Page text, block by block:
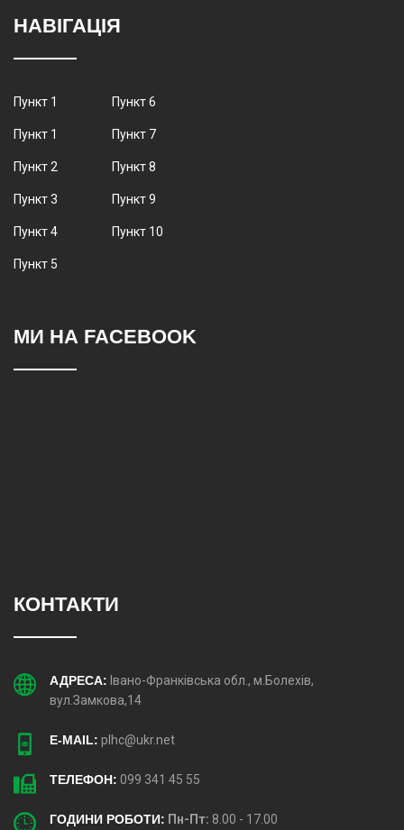
НАВІГАЦІЯ
Пункт 1
Пункт 1
Пункт 2
Пункт 3
Пункт 4
Пункт 5
Пункт 6
Пункт 7
Пункт 8
Пункт 9
Пункт 10
МИ НА FACEBOOK
КОНТАКТИ
АДРЕСА: Івано-Франківська обл., м.Болехів,
вул.Замкова,14
E-MAIL: plhc@ukr.net
ТЕЛЕФОН: 099 341 45 55
ГОДИНИ РОБОТИ: Пн-Пт: 8.00 - 17.00